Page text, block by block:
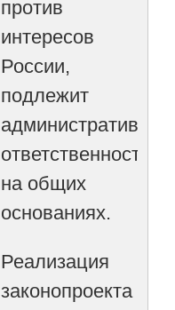
против
интересов
России,
подлежит
административной
ответственности
на общих
основаниях.
Реализация
законопроекта